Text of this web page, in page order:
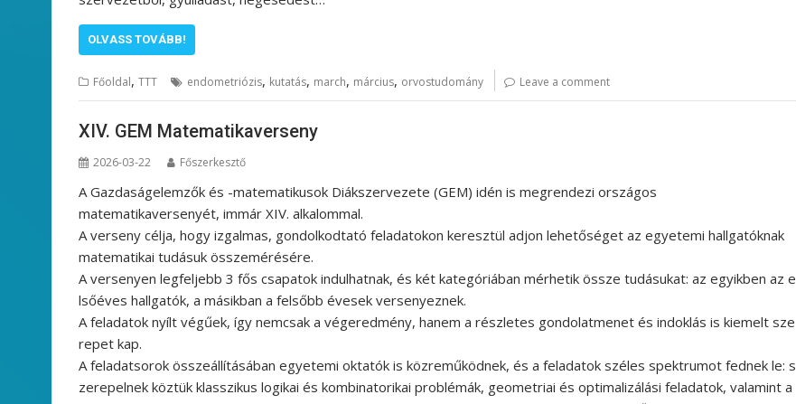
OLVASS TOVÁBB!
Főoldal, TTT endometriózis, kutatás, march, március, orvostudomány Leave a comment
XIV. GEM Matematikaverseny
2026-03-22 Főszerkesztő
A Gazdaságelemzők és -matematikusok Diákszervezete (GEM) idén is megrendezi országos
matematikaversenyét, immár XIV. alkalommal.
A verseny célja, hogy izgalmas, gondolkodtató feladatokon keresztül adjon lehetőséget az egyetemi hallgatóknak
matematikai tudásuk összemérésére.
A versenyen legfeljebb 3 fős csapatok indulhatnak, és két kategóriában mérhetik össze tudásukat: az egyikben az e
lsőéves hallgatók, a másikban a felsőbb évesek versenyeznek.
A feladatok nyílt végűek, így nemcsak a végeredmény, hanem a részletes gondolatmenet és indoklás is kiemelt sze
repet kap.
A feladatsorok összeállításában egyetemi oktatók is közreműködnek, és a feladatok széles spektrumot fednek le: s
zerepelnek köztük klasszikus logikai és kombinatorikai problémák, geometriai és optimalizálási feladatok, valamint a